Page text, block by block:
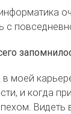
с
моей
и когда